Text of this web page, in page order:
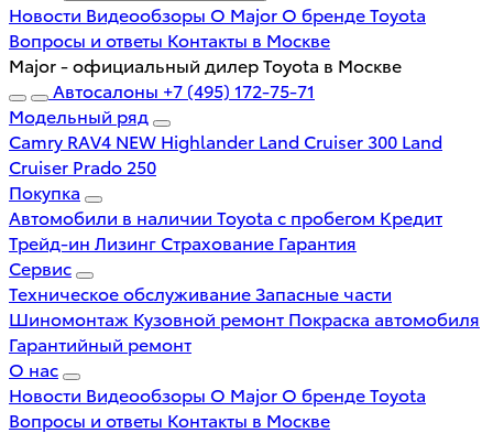
Новости Видеообзоры О Major О бренде Toyota
Вопросы и ответы Контакты в Москве
Major - официальный дилер Toyota в Москве
Автосалоны +7 (495) 172-75-71
Модельный ряд
Camry RAV4 NEW Highlander Land Cruiser 300 Land
Cruiser Prado 250
Покупка
Автомобили в наличии Toyota с пробегом Кредит
Трейд-ин Лизинг Страхование Гарантия
Сервис
Техническое обслуживаниеЗапасные части
Шиномонтаж Кузовной ремонт Покраска автомобиля
Гарантийный ремонт
О нас
Новости Видеообзоры О Major О бренде Toyota
Вопросы и ответы Контакты в Москве